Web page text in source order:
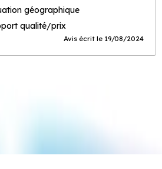
géographique
qualité/prix
Avis écrit le 19/08/2024